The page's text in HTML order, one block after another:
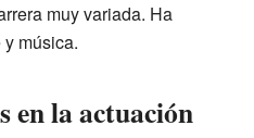
muy variada. Ha
música.
en la actuación